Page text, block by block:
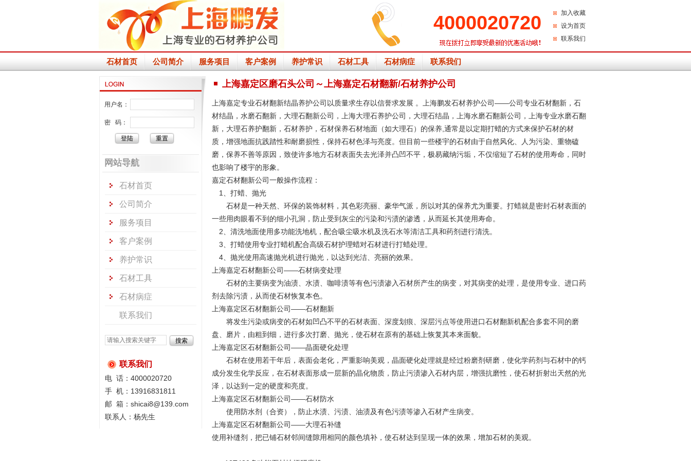
加入收藏
设为首页
联系我们
4000020720
石材首页 公司简介 服务项目 客户案例 养护常识 石材工具 石材病症 联系我们
用户名：
密 码：
网站导航
石材首页
公司简介
服务项目
客户案例
养护常识
石材工具
石材病症
联系我们
联系我们
电 话：4000020720
手 机：13916831811
邮 箱：shicai8@139.com
联系人：杨先生
上海嘉定区磨石头公司～上海嘉定石材翻新/石材养护公司
上海嘉定专业石材翻新结晶养护公司以质量求生存以信誉求发展 。上海鹏发石材养护公司——公司专业石材翻新，石
材结晶， 水磨石翻新，大理石翻新公司，上海大理石养护公司， 大理石结晶 ， 上海水磨石翻新公司 ，上海专业水磨石翻
新，大理石养护翻新，石材养护，石材保养石材地面（如大理石）的保养,通常是以定期打蜡的方式来保护石材的材
质，增强地面抗践踏性和耐磨损性，保持石材色泽与亮度。但目前一些楼宇的石材由于自然风化、人为污染、重物磕
磨，保养不善等原因，致使许多地方石材表面失去光泽并凸凹不平，极易藏纳污垢，不仅缩短了石材的使用寿命，同时
也影响了楼宇的形象。
嘉定石材翻新公司一般操作流程：
1、打蜡、抛光
石材是一种天然、环保的装饰材料，其色彩亮丽、豪华气派，所以对其的保养尤为重要。打蜡就是密封石材表面的
一些用肉眼看不到的细小孔洞，防止受到灰尘的污染和污渍的渗透，从而延长其使用寿命。
2、清洗地面使用多功能洗地机，配合吸尘吸水机及洗石水等清洁工具和药剂进行清洗。
3、打蜡使用专业打蜡机配合高级石材护理蜡对石材进行打蜡处理。
4、抛光使用高速抛光机进行抛光，以达到光洁、亮丽的效果。
上海嘉定石材翻新公司——石材病变处理
石材的主要病变为油渍、水渍、咖啡渍等有色污渍渗入石材所产生的病变，对其病变的处理，是使用专业、进口药
剂去除污渍，从而使石材恢复本色。
上海嘉定区石材翻新公司——石材翻新
将发生污染或病变的石材如凹凸不平的石材表面、深度划痕、深层污点等使用进口石材翻新机配合多套不同的磨
盘、磨片，由粗到细，进行多次打磨、抛光，使石材在原有的基础上恢复其本来面貌。
上海嘉定区石材翻新公司——晶面硬化处理
石材在使用若干年后，表面会老化，严重影响美观，晶面硬化处理就是经过粉磨剂研磨，使化学药剂与石材中的钙
成分发生化学反应，在石材表面形成一层新的晶化物质，防止污渍渗入石材内层，增强抗磨性，使石材折射出天然的光
泽，以达到一定的硬度和亮度。
上海嘉定区石材翻新公司——石材防水
使用防水剂（合资），防止水渍、污渍、油渍及有色污渍等渗入石材产生病变。
上海嘉定区石材翻新公司——大理石补缝
使用补缝剂，把已铺石材邻间缝隙用相同的颜色填补，使石材达到呈现一体的效果，增加石材的美观。